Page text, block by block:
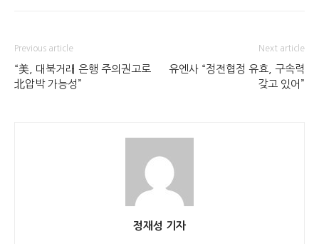
Previous article
“美, 대북거래 은행 주의권고로
北압박 가능성”
Next article
유엔사 “정전협정 유효, 구속력
갖고 있어”
정재성 기자